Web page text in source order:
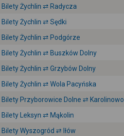
Bilety Żychlin ⇄ Radycza
Bilety Żychlin ⇄ Sędki
Bilety Żychlin ⇄ Podgórze
Bilety Żychlin ⇄ Buszków Dolny
Bilety Żychlin ⇄ Grzybów Dolny
Bilety Żychlin ⇄ Wola Pacyńska
Bilety Przyborowice Dolne ⇄ Karolinowo
Bilety Leksyn ⇄ Mąkolin
Bilety Wyszogród ⇄ Iłów